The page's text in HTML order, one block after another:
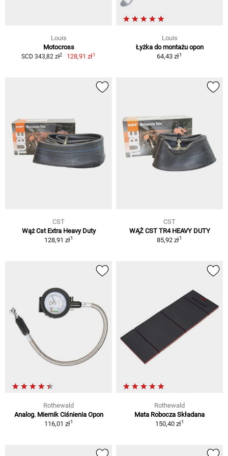
Louis
Motocross
SCD 343,82 zł2 128,91 zł1
Louis
Łyżka do montażu opon
64,43 zł1
CST
Wąż Cst Extra Heavy Duty
128,91 zł1
CST
WĄŻ CST TR4 HEAVY DUTY
85,92 zł1
Rothewald
Analog. Miernik Ciśnienia Opon
116,01 zł1
Rothewald
Mata Robocza Składana
150,40 zł1